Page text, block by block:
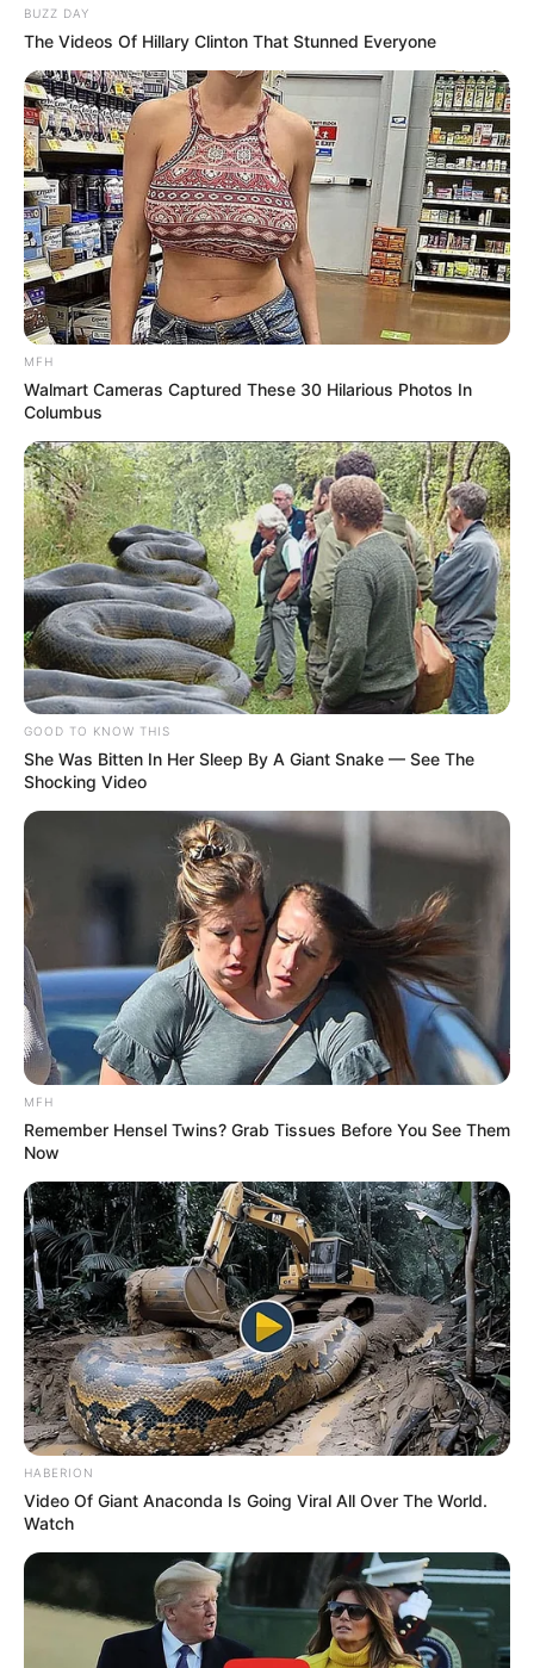
BUZZ DAY
The Videos Of Hillary Clinton That Stunned Everyone
MFH
Walmart Cameras Captured These 30 Hilarious Photos In
Columbus
GOOD TO KNOW THIS
She Was Bitten In Her Sleep By A Giant Snake — See The
Shocking Video
MFH
Remember Hensel Twins? Grab Tissues Before You See Them
Now
HABERION
Video Of Giant Anaconda Is Going Viral All Over The World.
Watch